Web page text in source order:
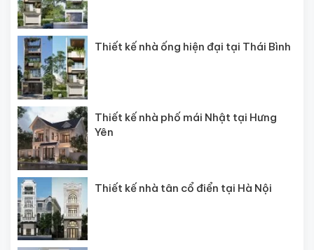
Thiết kế nhà ống hiện đại tại Thái Bình
Thiết kế nhà phố mái Nhật tại Hưng
Yên
Thiết kế nhà tân cổ điển tại Hà Nội